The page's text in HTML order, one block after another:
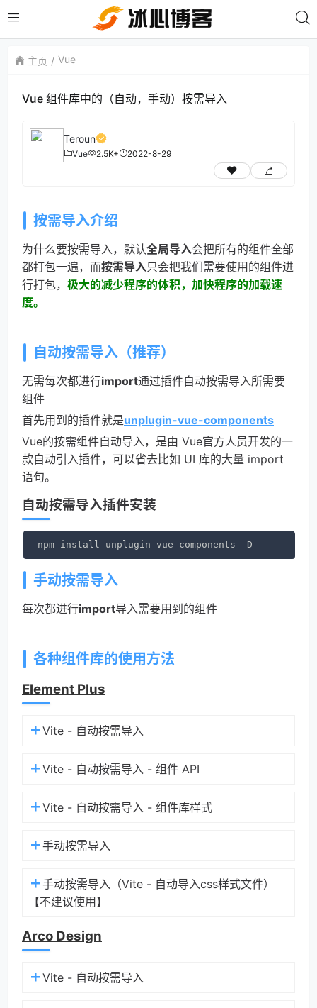
主页 Vue
Vue 组件库中的（自动，手动）按需导入
Teroun
Vue 2.5K+ 2022-8-29
按需导入介绍
为什么要按需导入，默认全局导入会把所有的组件全部
都打包一遍，而按需导入只会把我们需要使用的组件进
行打包， 极大的减少程序的体积，加快程序的加载速
度。
自动按需导入（推荐）
无需每次都进行import通过插件自动按需导入所需要
组件
首先用到的插件就是unplugin-vue-components
Vue的按需组件自动导入，是由 Vue官方人员开发的一
款自动引入插件，可以省去比如 UI 库的大量 import
语句。
自动按需导入插件安装
npm install unplugin-vue-components -D
手动按需导入
每次都进行import导入需要用到的组件
各种组件库的使用方法
Element Plus
Vite - 自动按需导入
Vite - 自动按需导入 - 组件 API
Vite - 自动按需导入 - 组件库样式
手动按需导入
手动按需导入（Vite - 自动导入css样式文件）
【不建议使用】
Arco Design
Vite - 自动按需导入